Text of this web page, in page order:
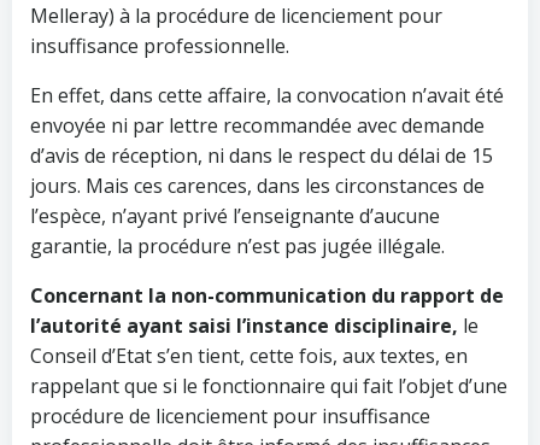
Melleray) à la procédure de licenciement pour
insuffisance professionnelle.
En effet, dans cette affaire, la convocation n’avait été
envoyée ni par lettre recommandée avec demande
d’avis de réception, ni dans le respect du délai de 15
jours. Mais ces carences, dans les circonstances de
l’espèce, n’ayant privé l’enseignante d’aucune
garantie, la procédure n’est pas jugée illégale.
Concernant la non-communication du rapport de
l’autorité ayant saisi l’instance disciplinaire, le
Conseil d’Etat s’en tient, cette fois, aux textes, en
rappelant que si le fonctionnaire qui fait l’objet d’une
procédure de licenciement pour insuffisance